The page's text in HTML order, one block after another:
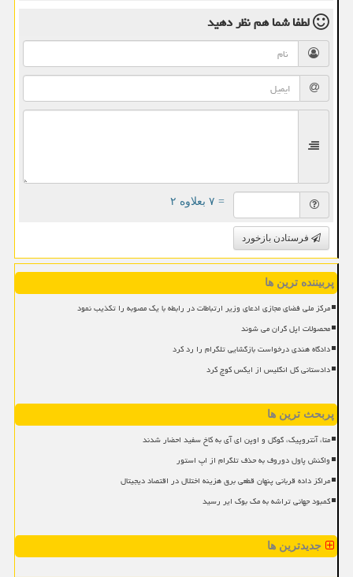
لطفا شما همنظر دهید
= ۷ بعلاوه ۲
فرستادن بازخورد
پربیننده ترین ها
مرکز ملی فضای مجازی ادعای وزیر ارتباطات در رابطه با یک مصوبه را تکذیب نمود
محصولات اپل گران می شوند
دادگاه هندی درخواست بازگشایی تلگرام را رد کرد
دادستانی کل انگلیس از ایکس کوچ کرد
پربحث ترین ها
متا، آنتروپیک، گوگل و اوپن ای آی به کاخ سفید احضار شدند
واکنش پاول دوروف به حذف تلگرام از اپ استور
مراکز داده قربانی پنهان قطعی برق هزینه اختلال در اقتصاد دیجیتال
کمبود جهانی تراشه به مک بوک ایر رسید
جدیدترین ها